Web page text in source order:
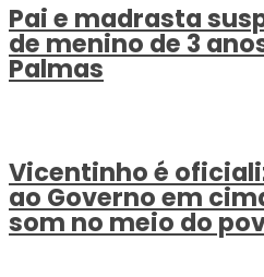
Pai e madrasta
de menino de 3
Palmas
Vicentinho é
ao Governo em
som no meio do